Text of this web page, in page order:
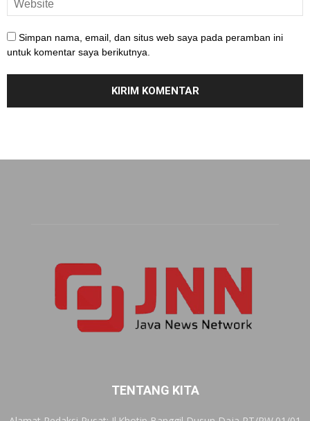
Simpan nama, email, dan situs web saya pada peramban ini
untuk komentar saya berikutnya.
TENTANG KITA